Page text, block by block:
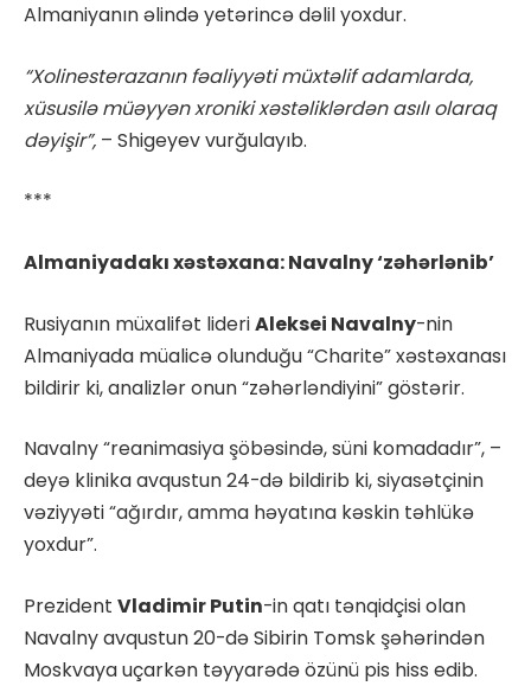
Almaniyanın əlində yetərincə dəlil yoxdur.
“Xolinesterazanın fəaliyyəti müxtəlif adamlarda,
xüsusilə müəyyən xroniki xəstəliklərdən asılı olaraq
dəyişir”, – Shigeyev vurğulayıb.
***
Almaniyadakı xəstəxana: Navalny ‘zəhərlənib’
Rusiyanın müxalifət lideriAleksei Navalny-nin
Almaniyada müalicə olunduğu “Charite” xəstəxanası
bildirir ki, analizlər onun “zəhərləndiyini” göstərir.
Navalny “reanimasiya şöbəsində, süni komadadır”, –
deyə klinika avqustun 24-də bildirib ki, siyasətçinin
vəziyyəti “ağırdır, amma həyatına kəskin təhlükə
yoxdur”.
Prezident Vladimir Putin-in qatı tənqidçisi olan
Navalny avqustun 20-də Sibirin Tomsk şəhərindən
Moskvaya uçarkən təyyarədə özünü pis hiss edib.